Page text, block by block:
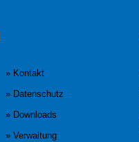
» Kontakt
» Datenschutz
» Downloads
» Verwaltung